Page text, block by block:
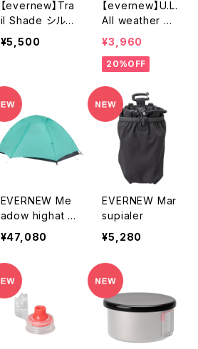
【evernew】Tra
il Shade シルバ
ー
¥5,500
【evernew】U.L.
All weather u
mbrella
¥3,960
20%OFF
EVERNEW Me
adow highat /
carbon
¥47,080
EVERNEW Mar
supialer
¥5,280